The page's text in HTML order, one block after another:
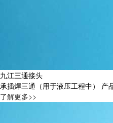
九江三通接头
承插焊三通（用于液压工程中） 产
了解更多>>